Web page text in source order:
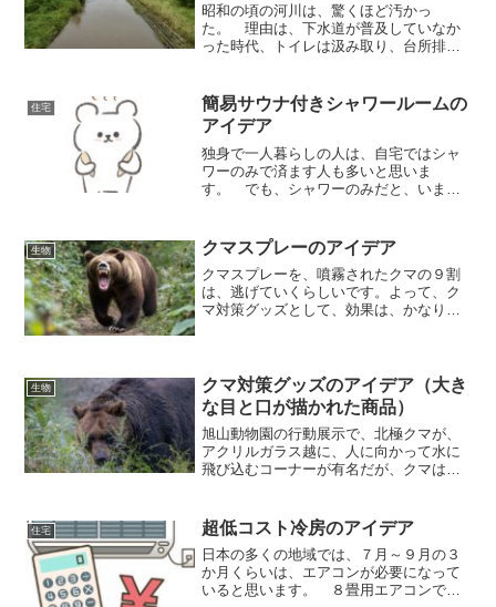
昭和の頃の河川は、驚くほど汚かっ
た。 理由は、下水道が普及していなか
った時代、トイレは汲み取り、台所排水
ご飯粒が普通に流れていた。 子供時代
は、そんな川で魚とりをしていた...
住宅
簡易サウナ付きシャワールームの
アイデア
独身で一人暮らしの人は、自宅ではシャ
ワーのみで済ます人も多いと思いま
す。 でも、シャワーのみだと、いまい
す。 しかし「湯船に溜めるのも億劫」
という人のために、簡易サウナ...
生物 クマスプレーのアイデア
クマスプレーを、噴霧されたクマの９割
は、逃げていくらしいです。よって、ク
マ対策グッズとして、効果は、かなり期
ススプレーはガス圧等の経...
生物
クマ対策グッズのアイデア（大き
な目と口が描かれた商品）
旭山動物園の行動展示で、北極クマが、
アクリルガラス越に、人に向かって水に
飛び込むコーナーが有名だが、クマは、
間が一瞬目線を逸らした瞬間に、ガッと
来るので、人間側は気が付...
住宅 超低コスト冷房のアイデア
日本の多くの地域では、７月～９月の３
か月くらいは、エアコンが必要になって
いると思います。 ８畳用エアコンで、